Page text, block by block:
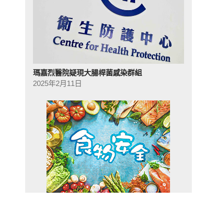
瑪嘉烈醫院疑現大腸桿菌感染群組
2025年2月11日